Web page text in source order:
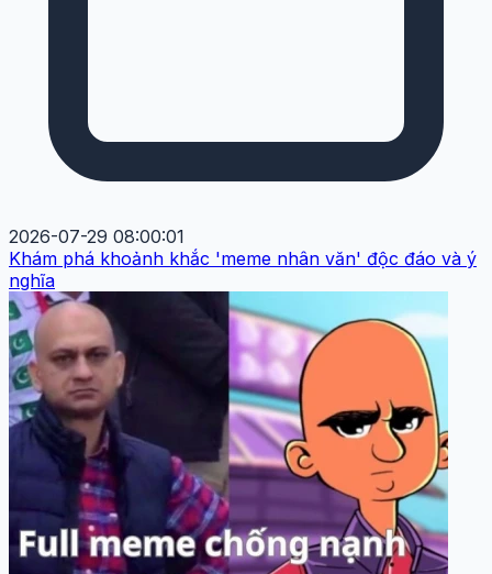
2026-07-29 08:00:01
Khám phá khoảnh khắc 'meme nhân văn' độc đáo và ý
nghĩa